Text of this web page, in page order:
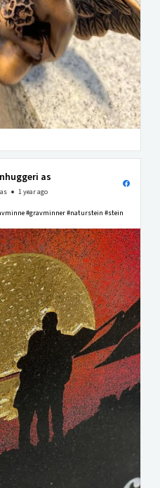
as
1 year ago
#gravminner #naturstein #stein